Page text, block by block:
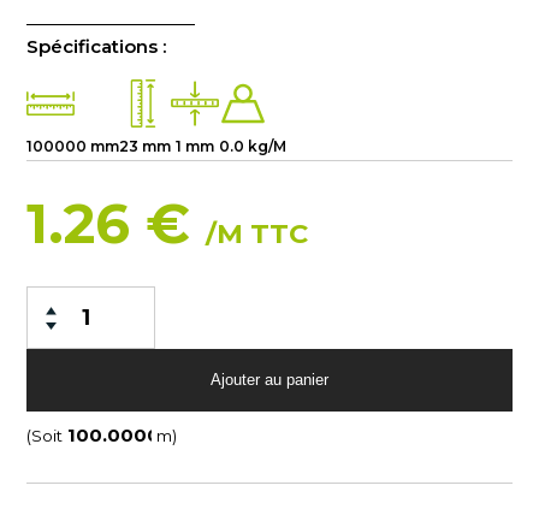
Spécifications :
100000 mm23 mm 1 mm 0.0 kg/M
1.26 €/M TTC
(Soit m)